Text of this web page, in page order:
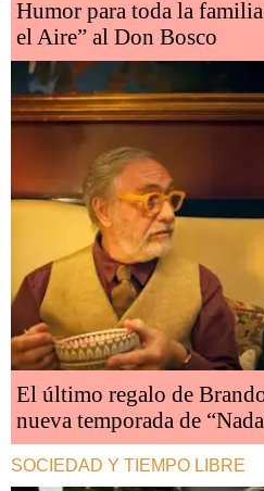
Humor para toda la
el Aire” al Don Bosco
El último regalo de
nueva temporada de
SOCIEDAD Y TIEMPO LIBRE